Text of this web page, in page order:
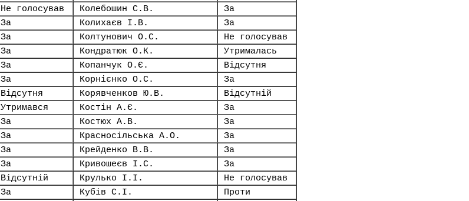
Не голосував Колебошин С.В.
За
За Колихаєв І.В.
За
За Колтунович О.С.
Не голосував
За Кондратюк О.К.
Утрималась
За Копанчук О.Є.
Відсутня
За Корнієнко О.С.
За
Відсутня Корявченков Ю.В.
Відсутній
Утримався Костін А.Є.
За
За Костюх А.В.
За
За Красносільська А.О.
За
За Крейденко В.В.
За
За Кривошеєв І.С.
За
Відсутній Крулько І.І.
Не голосував
За Кубів С.І.
Проти